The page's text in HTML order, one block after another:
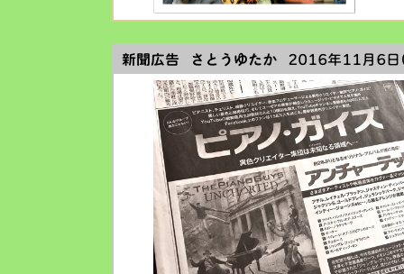
新聞広告 さとうゆたか2016年11月6日